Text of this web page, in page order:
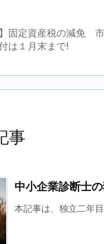
】固定資産税の減免
は１月末まで!
事
中小企業診断士
本記事は、独立二年